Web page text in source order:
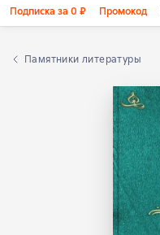
Подписка за 0 ₽ Промокод
Памятники литературы